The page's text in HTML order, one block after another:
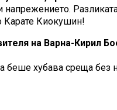
напрежението.
Карате Киокушин!
на Варна-Кирил
хубава среща без